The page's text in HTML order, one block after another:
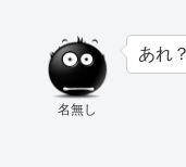
名無し
あれ